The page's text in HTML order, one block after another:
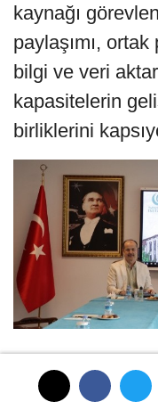
kaynağı
paylaşımı, ortak
bilgi ve veri
kapasitelerin
birliklerini
# rektör prof. dr. karabulut
# malatya turgut Özal